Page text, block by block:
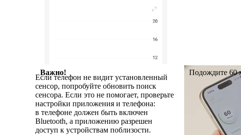
Важно!
Если телефон не видит установленный
сенсор, попробуйте обновить поиск
сенсора. Если это не помогает, проверьте
настройки приложения и телефона:
в телефоне должен быть включен
Bluetooth, а приложению разрешен
доступ к устройствам поблизости.
Подождите 60